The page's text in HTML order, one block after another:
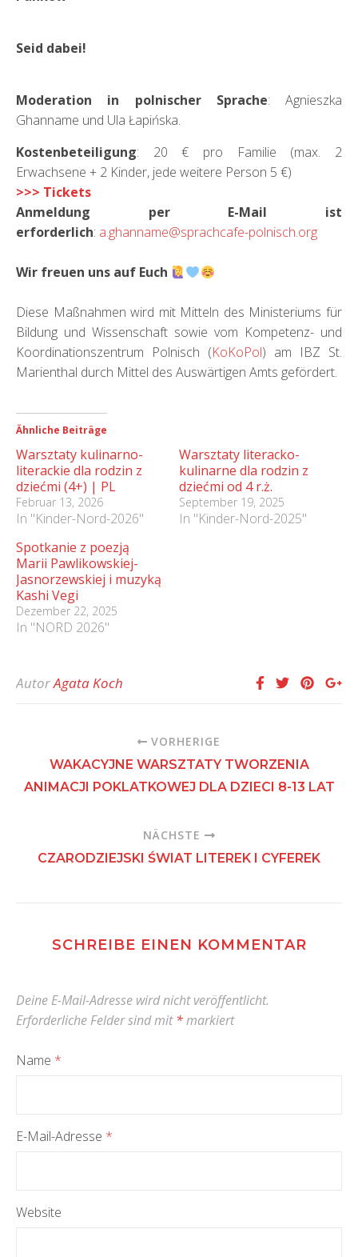
Seid dabei!
Moderation in polnischer Sprache: Agnieszka
Ghanname und Ula Łapińska.
Kostenbeteiligung: 20 € pro Familie (max. 2
Erwachsene + 2 Kinder, jede weitere Person 5 €)
>>> Tickets
Anmeldung per E-Mail ist
erforderlich: a.ghanname@sprachcafe-polnisch.org
Wir freuen uns auf Euch
Diese Maßnahmen wird mit Mitteln des Ministeriums für
Bildung und Wissenschaft sowie vom Kompetenz- und
Koordinationszentrum Polnisch (KoKoPol) am IBZ St.
Marienthal durch Mittel des Auswärtigen Amts gefördert.
Ähnliche Beiträge
Warsztaty kulinarno-
literackie dla rodzin z
dziećmi (4+) | PL
Februar 13, 2026
In "Kinder-Nord-2026"
Warsztaty literacko-
kulinarne dla rodzin z
dziećmi od 4 r.ż.
September 19, 2025
In "Kinder-Nord-2025"
Spotkanie z poezją
Marii Pawlikowskiej-
Jasnorzewskiej i muzyką
Kashi Vegi
Dezember 22, 2025
In "NORD 2026"
AutorAgata Koch
VORHERIGE
WAKACYJNE WARSZTATY TWORZENIA
ANIMACJI POKLATKOWEJ DLA DZIECI 8-13 LAT
NÄCHSTE
CZARODZIEJSKI ŚWIAT LITEREK I CYFEREK
SCHREIBE EINEN KOMMENTAR
Deine E-Mail-Adresse wird nicht veröffentlicht.
Erforderliche Felder sind mit*markiert
Name *
E-Mail-Adresse *
Website